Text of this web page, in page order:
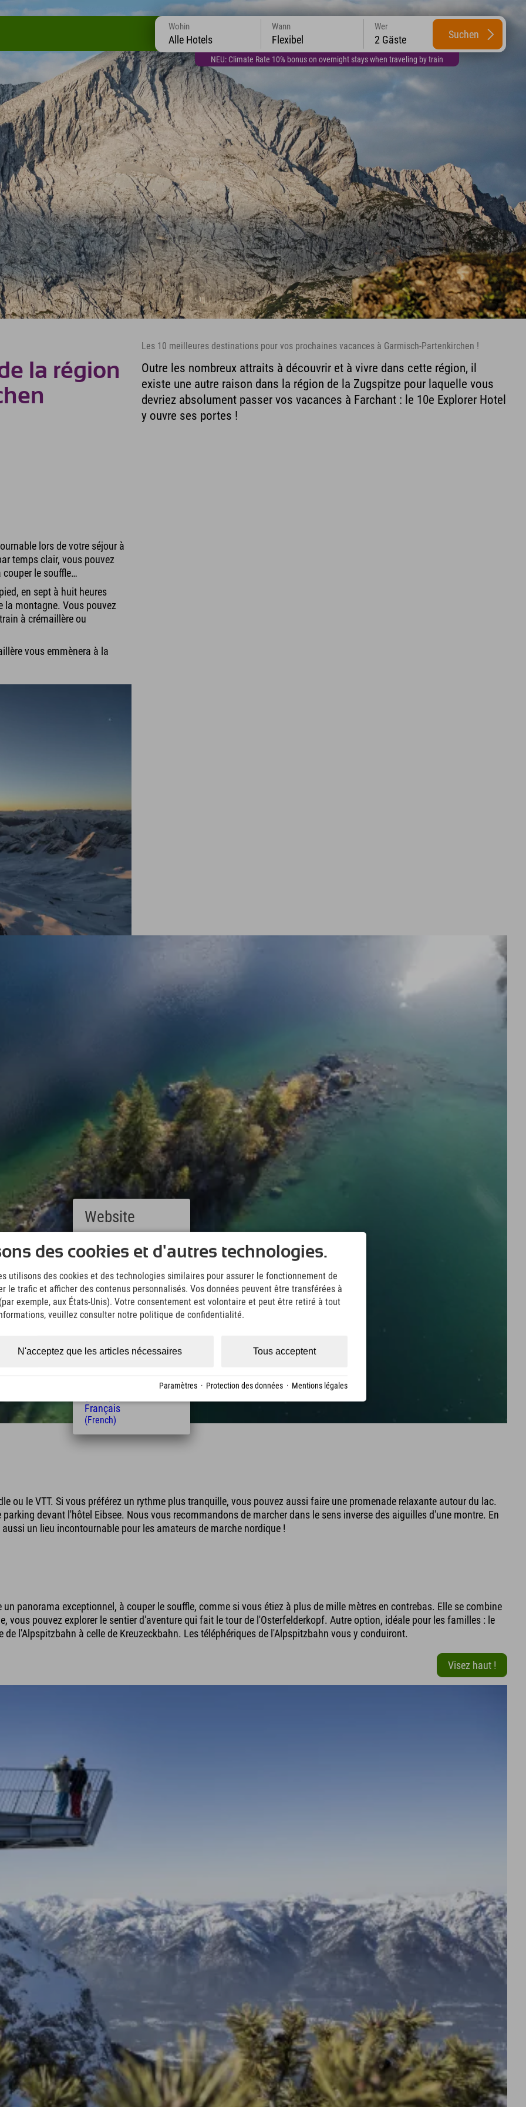
NEU: Climate Rate 10% bonus on overnight stays when traveling by train
Wohin
Alle Hotels
Wann
Flexibel
Wer
2 Gäste Suchen
la région
Les 10 meilleures destinations pour vos prochaines vacances à Garmisch-Partenkirchen !
Outre les nombreux attraits à découvrir et à vivre dans cette région, il
existe une autre raison dans la région de la Zugspitze pour laquelle vous
devriez absolument passer vos vacances à Farchant : le 10e Explorer Hotel
y ouvre ses portes !
lors de votre séjour à
temps clair, vous pouvez
le souffle…
en sept à huit heures
la montagne. Vous pouvez
à crémaillère ou
vous emmènera à la
ou le VTT. Si vous préférez un rythme plus tranquille, vous pouvez aussi faire une promenade relaxante autour du lac.
devant l'hôtel Eibsee. Nous vous recommandons de marcher dans le sens inverse des aiguilles d'une montre. En
un lieu incontournable pour les amateurs de marche nordique !
panorama exceptionnel, à couper le souffle, comme si vous étiez à plus de mille mètres en contrebas. Elle se combine
vous pouvez explorer le sentier d'aventure qui fait le tour de l'Osterfelderkopf. Autre option, idéale pour les familles : le
l'Alpspitzbahn à celle de Kreuzeckbahn. Les téléphériques de l'Alpspitzbahn vous y conduiront.
Visez haut !
des cookies et d'autres technologies.
utilisons des cookies et des technologies similaires pour assurer le fonctionnement de
le trafic et afficher des contenus personnalisés. Vos données peuvent être transférées à
exemple, aux États-Unis). Votre consentement est volontaire et peut être retiré à tout
veuillez consulter notre politique de confidentialité.
Tous acceptent
N'acceptez que les articles nécessaires
Paramètres · Protection des données · Mentions légales
Website
Deutsch
(German)
(English)
Italiano
(Italian)
Čeština
(Polish)
(Hungarian)
Français
(French)